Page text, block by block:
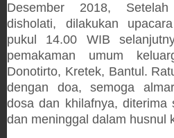
Desember 2018,
disholati, dilakukan
pukul 14.00 WIB
pemakaman umum
Donotirto, Kretek, Bantul.
dengan doa, semoga
dosa dan khilafnya, diterima
dan meninggal dalam husnul